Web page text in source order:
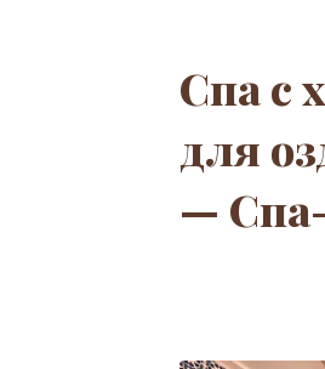
Спа с
для
—